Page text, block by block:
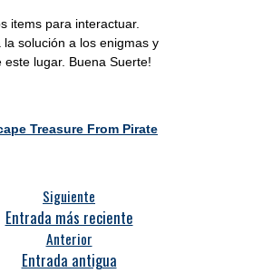
items para interactuar.
la solución a los enigmas y
este lugar. Buena Suerte!
Treasure From Pirate
Siguiente
Entrada más reciente
Anterior
Entrada antigua